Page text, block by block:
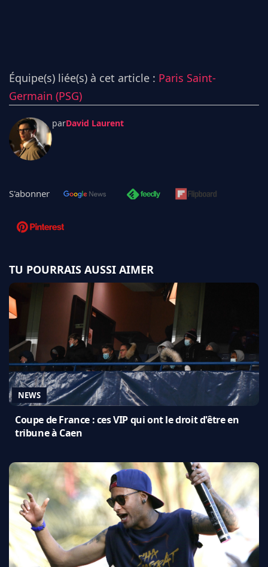
Équipe(s) liée(s) à cet article : Paris Saint-
Germain (PSG)
parDavid Laurent
S'abonner
TU POURRAIS AUSSI AIMER
NEWS
Coupe de France : ces VIP qui ont le droit d'être en
tribune à Caen